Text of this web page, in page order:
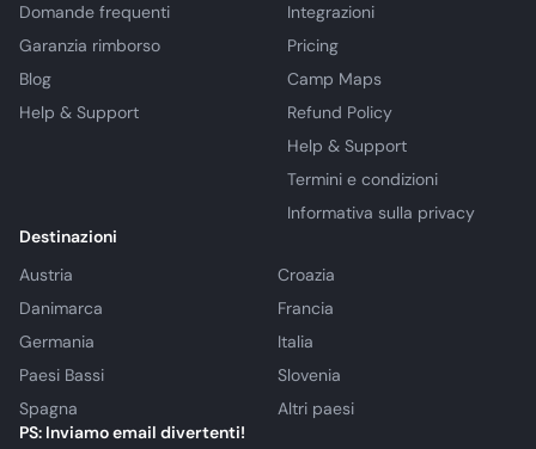
Domande frequenti
Garanzia rimborso
Blog
Help & Support
Integrazioni
Pricing
Camp Maps
Refund Policy
Help & Support
Termini e condizioni
Informativa sulla privacy
Destinazioni
Austria
Croazia
Danimarca
Francia
Germania
Italia
Paesi Bassi
Slovenia
Spagna
Altri paesi
PS: Inviamo email divertenti!